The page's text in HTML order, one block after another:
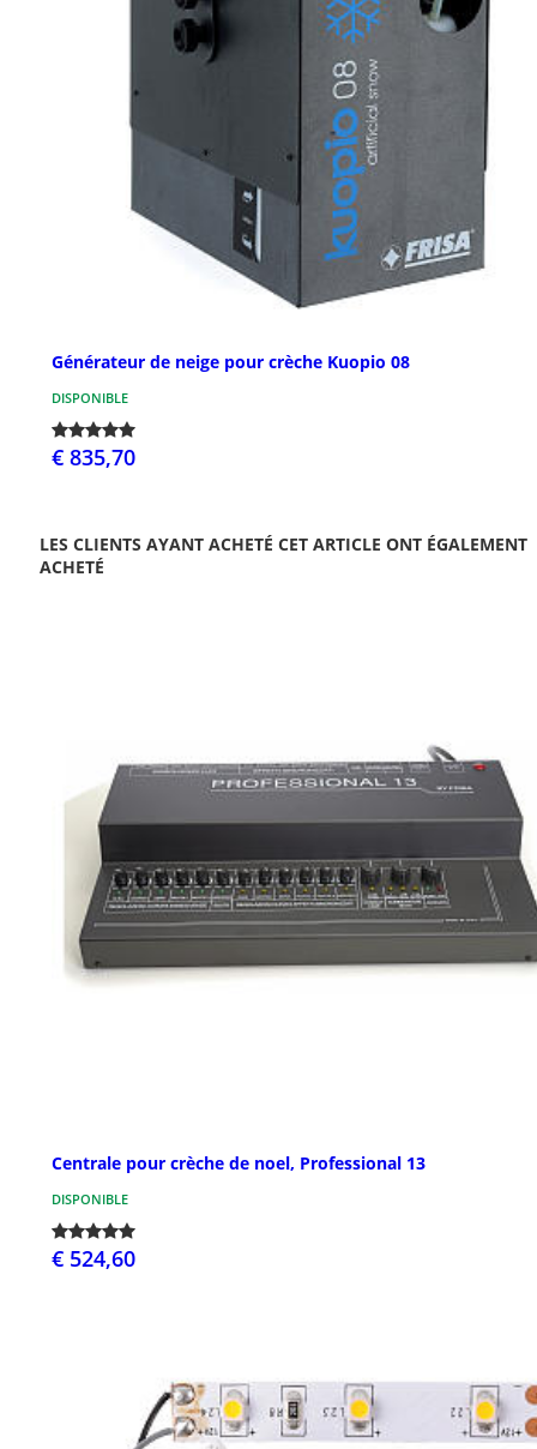
Générateur de neige pour crèche Kuopio 08
DISPONIBLE
€ 835,70
LES CLIENTS AYANT ACHETÉ CET ARTICLE ONT ÉGALEMENT
ACHETÉ
Centrale pour crèche de noel, Professional 13
DISPONIBLE
€ 524,60